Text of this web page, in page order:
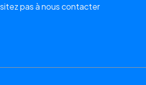
pas à nous contacter